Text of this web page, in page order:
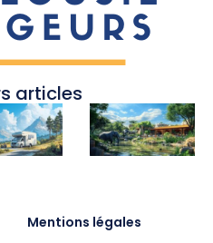
articles
Mentions légales